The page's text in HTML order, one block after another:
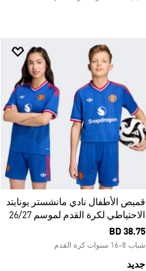
قميص الأطفال نادي مانشستر يونايتد
الاحتياطي لكرة القدم لموسم 26/27
BD 38.75
شباب 8-16 سنوات كرة القدم
جديد